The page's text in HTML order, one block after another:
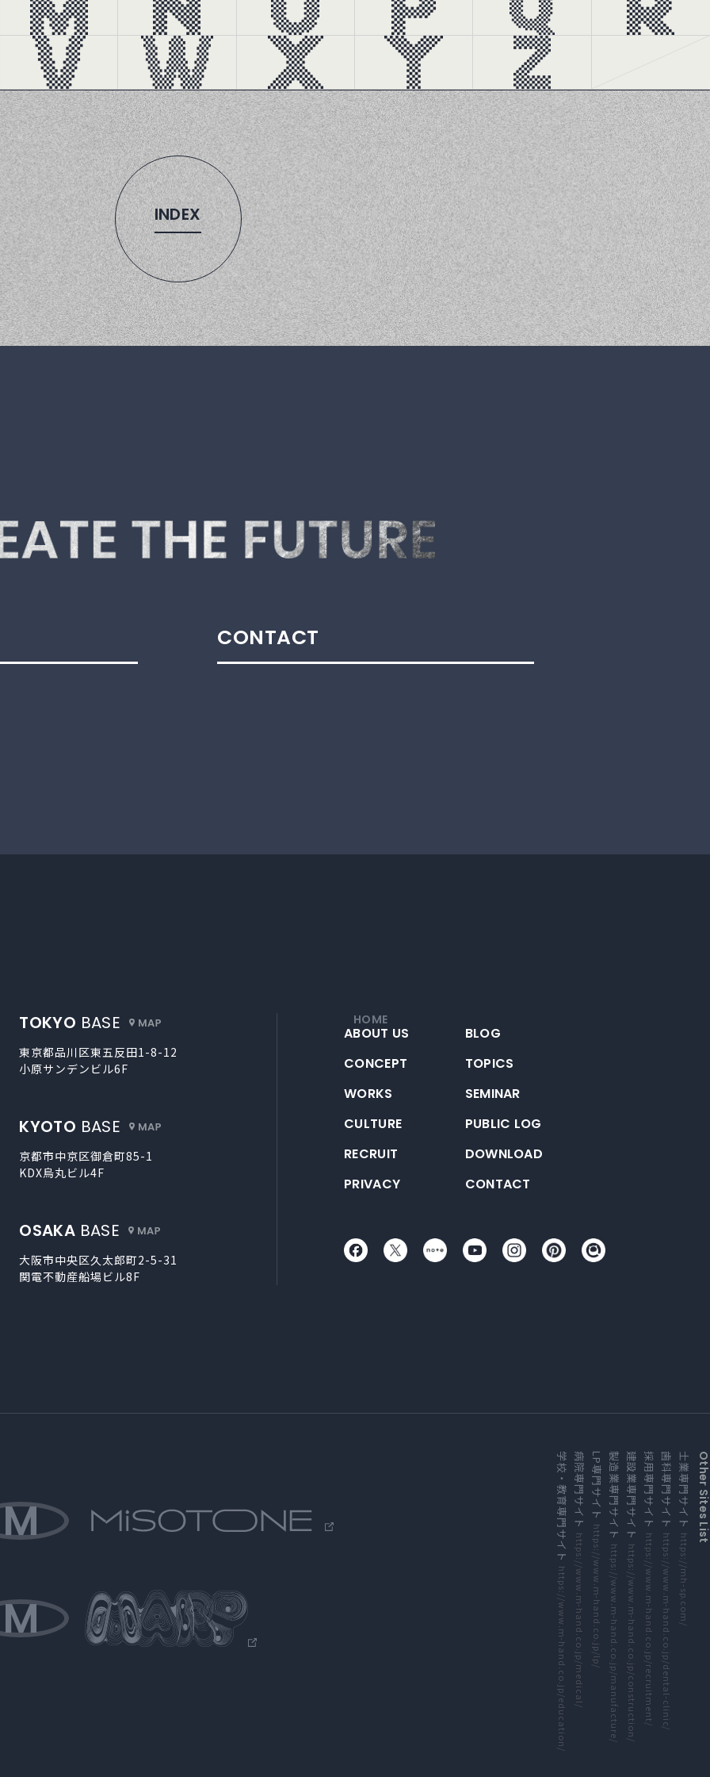
INDEX
CONTACT
TOKYO BASE 外部サイトにリンクします
東京都品川区東五反田1-8-12
小原サンデンビル6F
KYOTO BASE 外部サイトにリンクします
京都市中京区御倉町85-1
KDX烏丸ビル4F
OSAKA BASE 外部サイトにリンクします
大阪市中央区久太郎町2-5-31
関電不動産船場ビル8F
HOME
ABOUT US
CONCEPT
WORKS
CULTURE
RECRUIT 外部サイトにリンクします
PRIVACY
BLOG
TOPICS
SEMINAR
PUBLIC LOG
DOWNLOAD
CONTACT
外部サイトにリンクします
外部サイトにリンクします
外部サイトにリンクします
外部サイトにリンクします
外部サイトにリンクします
外部サイトにリンクし
外部サイトにリ
Other
士業専門サイト
https://mh-sp.com/
外部サイトにリンクします
歯科専門サイト
https://www.m-hand.co.jp/dental-clinic/
外部サイトにリンクします
採用専門サイト
https://www.m-hand.co.jp/recruitment/
外部サイトにリンクします
建設業専門サイト
https://www.m-hand.co.jp/construction/
外部サイトにリンクします
製造業専門サイト
https://www.m-hand.co.jp/manufacture/
外部サイトにリンクします
LP専門サイト
https://www.m-hand.co.jp/lp/
外部サイトにリンクします
病院専門サイト
https://www.m-hand.co.jp/medical/
外部サイトにリンクします
学校・教育専門サイト
https://www.m-hand.co.jp/education/
外部サイトにリンクします
イトにリンクします
イトにリンクします